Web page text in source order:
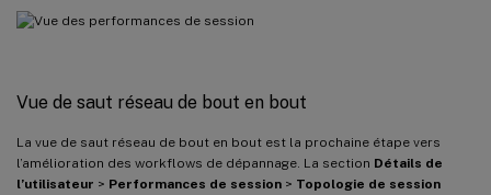
Vue de saut réseau de bout en bout
La vue de saut réseau de bout en bout est la prochaine étape vers
l’amélioration des workflows de dépannage. La section Détails de
l’utilisateur > Performances de session > Topologie de session